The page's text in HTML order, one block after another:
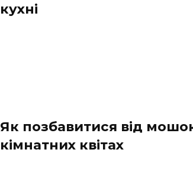
кухні
Як позбавитися від
кімнатних квітах